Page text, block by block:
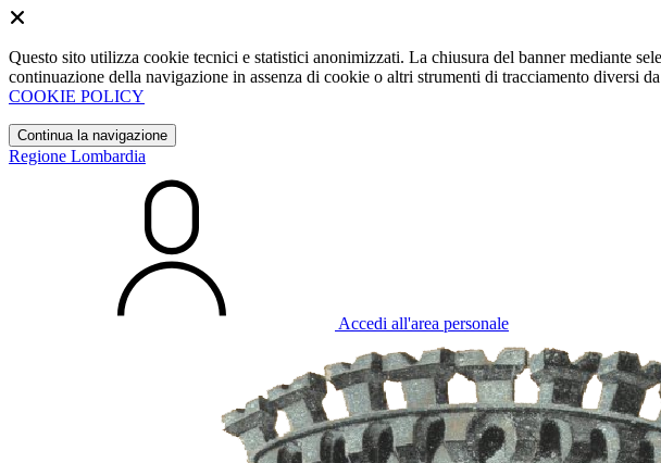
Questo sito utilizza cookie tecnici e statistici anonimizzati. La chiusura del banner mediante
continuazione della navigazione in assenza di cookie o altri strumenti di tracciamento diversi
COOKIE POLICY
Continua la navigazione
Regione Lombardia
Accedi all'area personale